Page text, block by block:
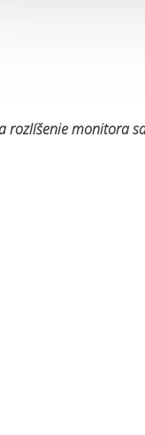
rozlíšenie monitora